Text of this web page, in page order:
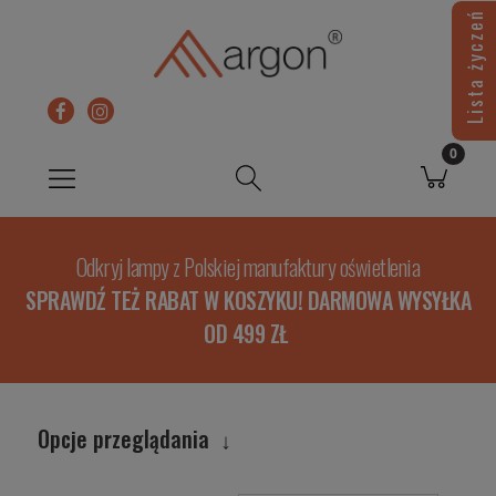
Odkryj lampy z Polskiej manufaktury oświetlenia
SPRAWDŹ TEŻ RABAT W KOSZYKU! DARMOWA WYSYŁKA
OD 499 ZŁ
Opcje przeglądania
Lista życzeń